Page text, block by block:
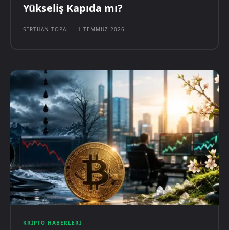
Yükseliş Kapıda mı?
SERTHAN TOPAL - 1 TEMMUZ 2026
KRIPTO HABERLERI